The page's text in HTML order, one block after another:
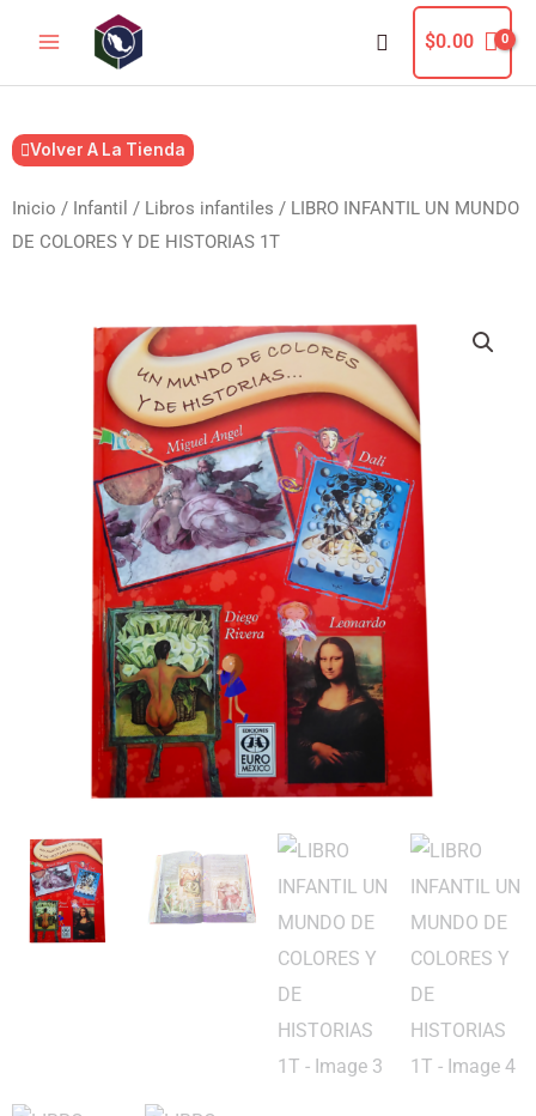
contenido
Buscar
$0.00
Volver A La Tienda
Inicio / Infantil / Libros infantiles / LIBRO INFANTIL UN MUNDO
DE COLORES Y DE HISTORIAS 1T